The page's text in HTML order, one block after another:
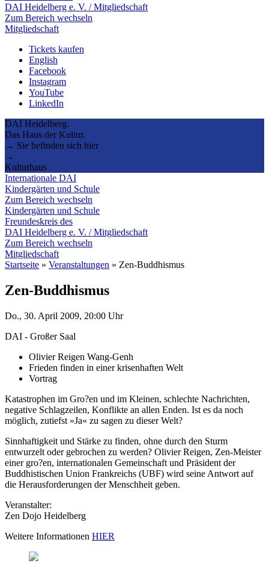
DAI Heidelberg e. V. / Mitgliedschaft
Zum Bereich wechseln
Mitgliedschaft
Tickets kaufen
English
Facebook
Instagram
YouTube
LinkedIn
DAI Heidelberg.
Das Haus der Kultur.
→ Sie befinden sich hier
→
Kulturhaus
Internationale DAI
Kindergärten und Schule
Zum Bereich wechseln
Kindergärten und Schule
Freundeskreis des
DAI Heidelberg e. V. / Mitgliedschaft
Zum Bereich wechseln
Mitgliedschaft
Startseite » Veranstaltungen » Zen-Buddhismus
Zen-Buddhismus
Do., 30. April 2009, 20:00 Uhr
DAI - Großer Saal
Olivier Reigen Wang-Genh
Frieden finden in einer krisenhaften Welt
Vortrag
Katastrophen im Gro?en und im Kleinen, schlechte Nachrichten,
negative Schlagzeilen, Konflikte an allen Enden. Ist es da noch
möglich, zutiefst »Ja« zu sagen zu dieser Welt?
Sinnhaftigkeit und Stärke zu finden, ohne durch den Sturm
entwurzelt oder gebrochen zu werden? Olivier Reigen, Zen-Meister
einer gro?en, internationalen Gemeinschaft und Präsident der
Buddhistischen Union Frankreichs (UBF) wird seine Antwort auf
die Herausforderungen der Menschheit geben.
Veranstalter:
Zen Dojo Heidelberg
Weitere Informationen HIER